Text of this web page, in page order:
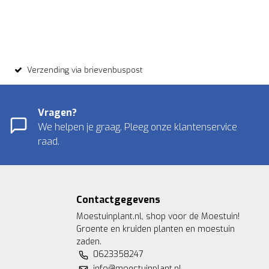
Verzending via brievenbuspost
Vragen?
We helpen je graag. Pleeg onze klantenservice
raad.
Contactgegevens
Moestuinplant.nl, shop voor de Moestuin!
Groente en kruiden planten en moestuin
zaden.
0623358247